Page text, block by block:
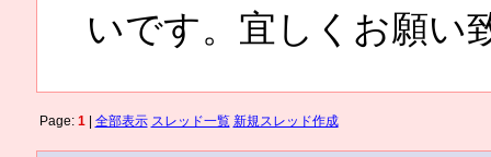
いです。宜しくお願い
Page: 1| 全部表示 スレッド一覧 新規スレッド作成